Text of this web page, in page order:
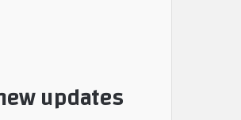
updates!